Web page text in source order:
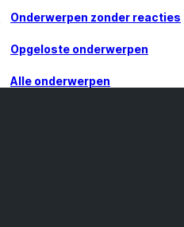
Onderwerpen zonder reacties
Opgeloste onderwerpen
Alle onderwerpen